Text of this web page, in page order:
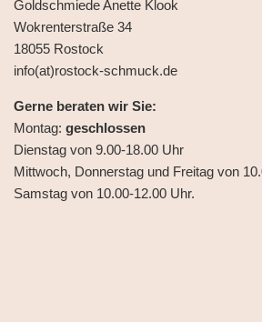
Goldschmiede Anette Klook
Wokrenterstraße 34
18055 Rostock
info(at)rostock-schmuck.de
Gerne beraten wir Sie:
Montag: geschlossen
Dienstag von 9.00-18.00 Uhr
Mittwoch, Donnerstag und Freitag von
Samstag von 10.00-12.00 Uhr.